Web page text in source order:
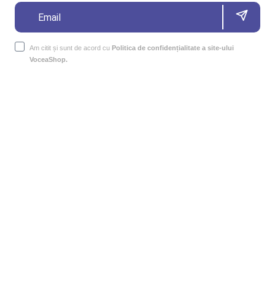
Am citit și sunt de acord cu Politica de confidențialitate a site-ului
VoceaShop.